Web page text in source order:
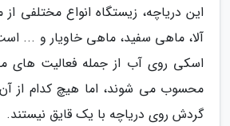
این دریاچه، زیستگاه انواع مختلفی
آلا، ماهی سفید، ماهی خاویار و ...
اسکی روی آب از جمله فعالیت های
محسوب می شوند، اما هیچ کدام از آن
گردش روی دریاچه با یک قایق نیستند.